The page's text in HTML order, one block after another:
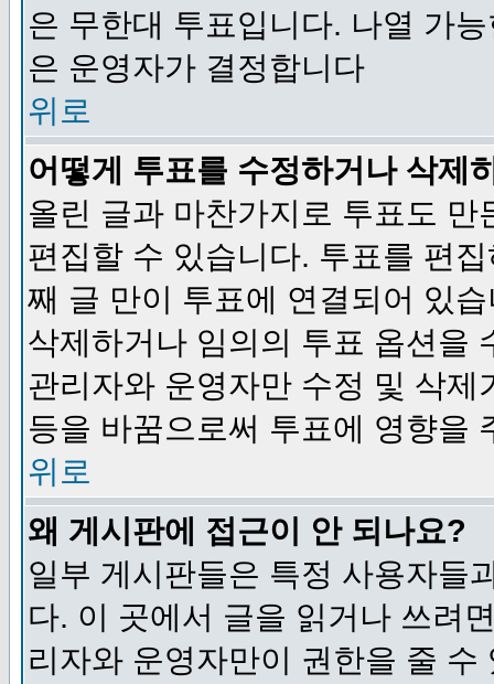
은 무한대 투표입니다. 나열 가
은 운영자가 결정합니다
위로
어떻게 투표를 수정하거나 삭제
올린 글과 마찬가지로 투표도
편집할 수 있습니다. 투표를 편
째 글 만이 투표에 연결되어 있
삭제하거나 임의의 투표 옵션을
관리자와 운영자만 수정 및 삭
등을 바꿈으로써 투표에 영향을
위로
왜 게시판에 접근이 안 되나요?
일부 게시판들은 특정 사용자들
다. 이 곳에서 글을 읽거나 쓰려
리자와 운영자만이 권한을 줄